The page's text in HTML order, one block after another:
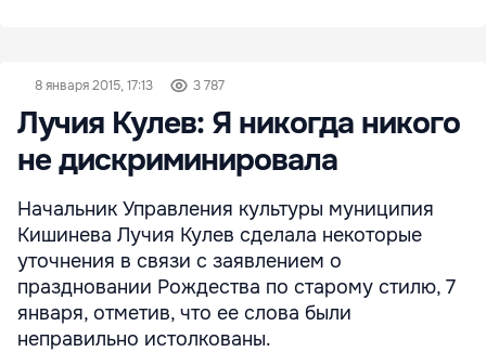
8 января 2015, 17:13 3 787
Лучия Кулев: Я никогда никого
не дискриминировала
Начальник Управления культуры муниципия
Кишинева Лучия Кулев сделала некоторые
уточнения в связи с заявлением о
праздновании Рождества по старому стилю, 7
января, отметив, что ее слова были
неправильно истолкованы.